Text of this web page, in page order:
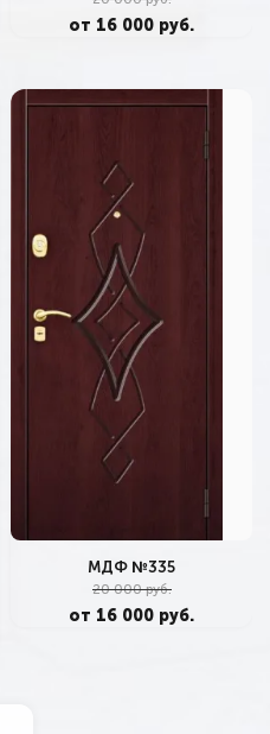
от 16 000 руб.
МДФ №335
20 000 руб.
от 16 000 руб.